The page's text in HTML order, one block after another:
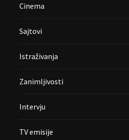
Cinema
Sajtovi
Istraživanja
Zanimljivosti
Intervju
TV emisije